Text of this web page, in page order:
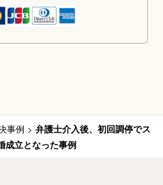
事例 > 弁護士介入後、初回調停でス
成立となった事例